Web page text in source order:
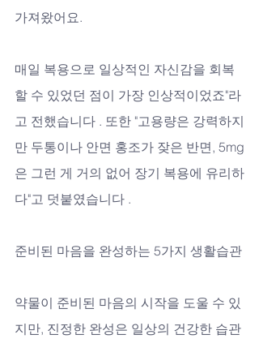
가져왔어요.
매일 복용으로 일상적인 자신감을 회복
할 수 있었던 점이 가장 인상적이었죠"라
고 전했습니다 . 또한 "고용량은 강력하지
만 두통이나 안면 홍조가 잦은 반면, 5mg
은 그런 게 거의 없어 장기 복용에 유리하
다"고 덧붙였습니다 .
준비된 마음을 완성하는 5가지 생활습관
약물이 준비된 마음의 시작을 도울 수 있
지만, 진정한 완성은 일상의 건강한 습관